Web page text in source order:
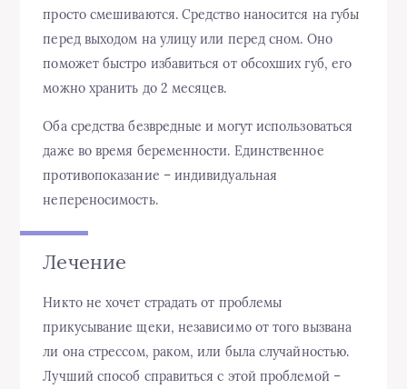
просто смешиваются. Средство наносится на губы
перед выходом на улицу или перед сном. Оно
поможет быстро избавиться от обсохших губ, его
можно хранить до 2 месяцев.
Оба средства безвредные и могут использоваться
даже во время беременности. Единственное
противопоказание – индивидуальная
непереносимость.
Лечение
Никто не хочет страдать от проблемы
прикусывание щеки, независимо от того вызвана
ли она стрессом, раком, или была случайностью.
Лучший способ справиться с этой проблемой –